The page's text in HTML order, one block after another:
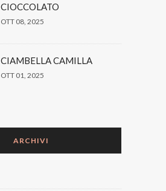
CIOCCOLATO
OTT 08, 2025
CIAMBELLA CAMILLA
OTT 01, 2025
ARCHIVI